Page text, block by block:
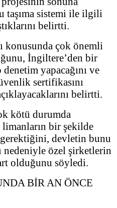
sistemi ile ilgili
belirtti.
konusunda çok önemli
İngiltere’den bir
yapacağını ve
sertifikasını
belirtti.
kötü durumda
bir şekilde
devletin bunu
nedeniyle özel şirketlerin
olduğunu söyledi.
BİR AN ÖNCE